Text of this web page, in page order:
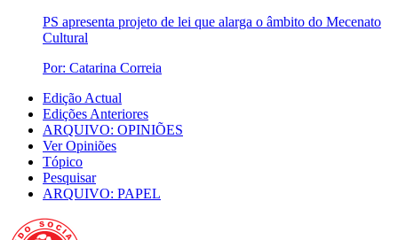
PS apresenta projeto de lei que alarga o âmbito do Mecenato
Cultural
Por: Catarina Correia
Edição Actual
Edições Anteriores
ARQUIVO: OPINIÕES
Ver Opiniões
Tópico
Pesquisar
ARQUIVO: PAPEL